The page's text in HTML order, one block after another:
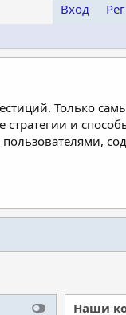
Вход
Только
и
Наши